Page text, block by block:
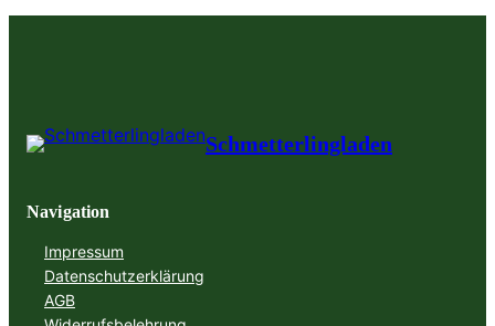
Schmetterlingladen
Navigation
Impressum
Datenschutzerklärung
AGB